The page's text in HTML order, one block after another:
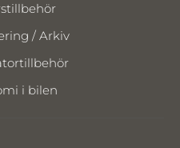
/ Arkiv
i bilen